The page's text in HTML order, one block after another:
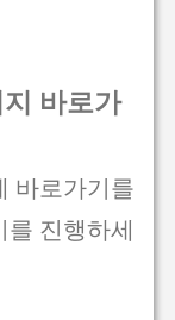
바로가
바로가기를
진행하세